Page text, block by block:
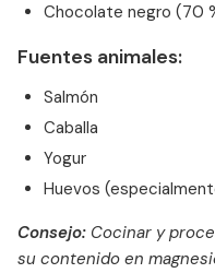
Chocolate negro (70
Fuentes animales:
Salmón
Caballa
Yogur
Huevos
Consejo: Cocinar y
su contenido en